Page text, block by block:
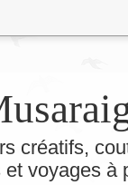
créatifs,
voyages